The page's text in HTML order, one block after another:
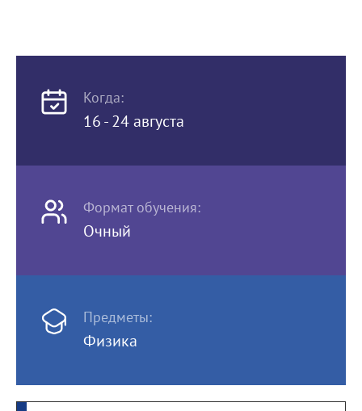
Когда:
16 - 24 августа
Формат обучения:
Очный
Предметы:
Физика